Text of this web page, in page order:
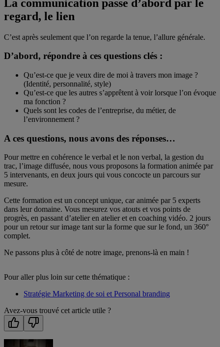
La communication passe d’abord par le
regard, le lien
C’est après seulement que l’on regarde la tenue, l’allure générale.
D’abord, répondre à ces questions clés :
Qu’est-ce que je veux dire de moi à travers mon image ?
(Identité, personnalité, style)
Qu’est-ce que les autres s’apprêtent à voir lorsque l’on évoque
ma fonction ?
Quels sont les codes de l’entreprise, du métier, de
l’environnement ?
A ces questions, nous avons des réponses…
Pour mettre en cohérence le verbal et le non verbal, la gestion du
trac, l’image diffusée, nous vous proposons la formation animée par
5 intervenants, en deux jours qui vous concocte un parcours sur
mesure.
Cette formation est un concept unique, car animée par 5 experts
dans leur domaine. Vous mesurez vos atouts et vos points de
progrès, en passant d’atelier en atelier et en coaching vidéo. 2 jours
pour un retour sur image tant sur la forme que sur le fond, un 360°
complet.
Ne passons plus à côté de notre image, prenons-là en main !
Pour aller plus loin sur cette thématique :
Stratégie Marketing de soi et Personal branding
Avez-vous trouvé cet article utile ?